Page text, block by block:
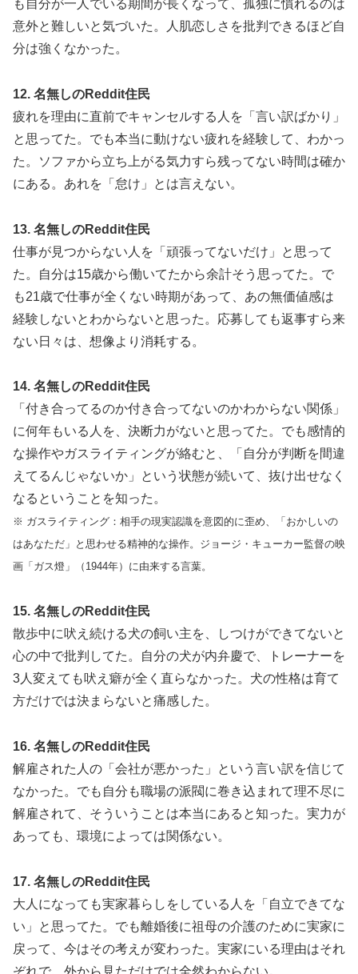
も自分が一人でいる期間が長くなって、孤独に慣れるのは
意外と難しいと気づいた。人肌恋しさを批判できるほど自
分は強くなかった。
12. 名無しのReddit住民
疲れを理由に直前でキャンセルする人を「言い訳ばかり」
と思ってた。でも本当に動けない疲れを経験して、わかっ
た。ソファから立ち上がる気力すら残ってない時間は確か
にある。あれを「怠け」とは言えない。
13. 名無しのReddit住民
仕事が見つからない人を「頑張ってないだけ」と思って
た。自分は15歳から働いてたから余計そう思ってた。で
も21歳で仕事が全くない時期があって、あの無価値感は
経験しないとわからないと思った。応募しても返事すら来
ない日々は、想像より消耗する。
14. 名無しのReddit住民
「付き合ってるのか付き合ってないのかわからない関係」
に何年もいる人を、決断力がないと思ってた。でも感情的
な操作やガスライティングが絡むと、「自分が判断を間違
えてるんじゃないか」という状態が続いて、抜け出せなく
なるということを知った。
※ ガスライティング：相手の現実認識を意図的に歪め、「おかしいの
はあなただ」と思わせる精神的な操作。ジョージ・キューカー監督の映
画「ガス燈」（1944年）に由来する言葉。
15. 名無しのReddit住民
散歩中に吠え続ける犬の飼い主を、しつけができてないと
心の中で批判してた。自分の犬が内弁慶で、トレーナーを
3人変えても吠え癖が全く直らなかった。犬の性格は育て
方だけでは決まらないと痛感した。
16. 名無しのReddit住民
解雇された人の「会社が悪かった」という言い訳を信じて
なかった。でも自分も職場の派閥に巻き込まれて理不尽に
解雇されて、そういうことは本当にあると知った。実力が
あっても、環境によっては関係ない。
17. 名無しのReddit住民
大人になっても実家暮らしをしている人を「自立できてな
い」と思ってた。でも離婚後に祖母の介護のために実家に
戻って、今はその考えが変わった。実家にいる理由はそれ
ぞれで、外から見ただけでは全然わからない。